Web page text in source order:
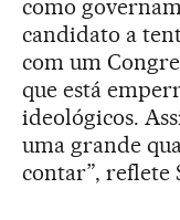
como
candidato a
com um
que está
ideológicos.
uma grande
contar”, reflete